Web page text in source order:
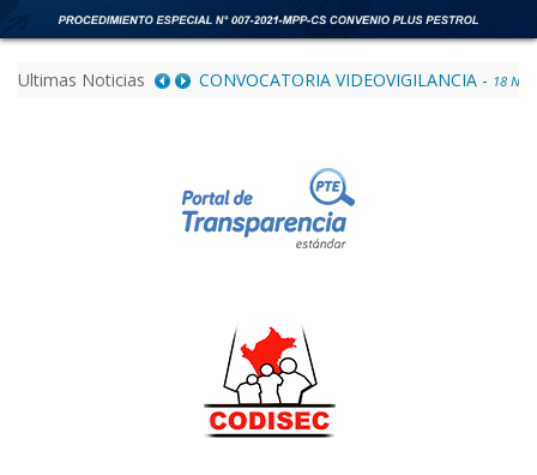
Ultimas Noticias CONVOCATORIA VIDEOVIGILANCIA